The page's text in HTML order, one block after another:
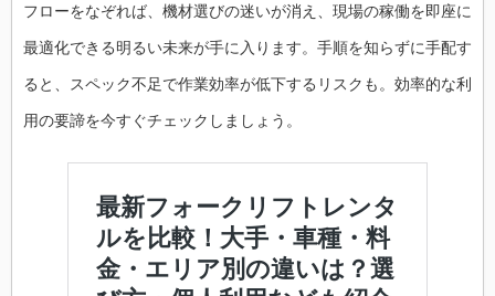
フローをなぞれば、機材選びの迷いが消え、現場の稼働を即座に
最適化できる明るい未来が手に入ります。手順を知らずに手配す
ると、スペック不足で作業効率が低下するリスクも。効率的な利
用の要諦を今すぐチェックしましょう。